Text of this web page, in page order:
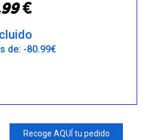
99€
de: -80.99€
Recoge AQUÍ tu pedido